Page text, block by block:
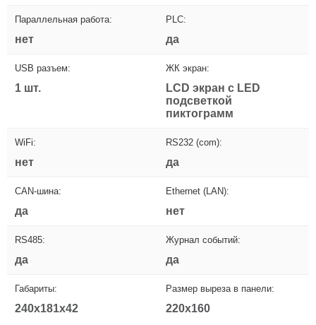
Параллельная работа:
нет
PLC:
да
USB разъем:
1 шт.
ЖК экран:
LCD экран с LED
подсветкой
пиктограмм
WiFi:
нет
RS232 (com):
да
CAN-шина:
да
Ethernet (LAN):
нет
RS485:
да
Журнал событий:
да
Габариты:
240x181x42
Размер выреза в панели:
220x160